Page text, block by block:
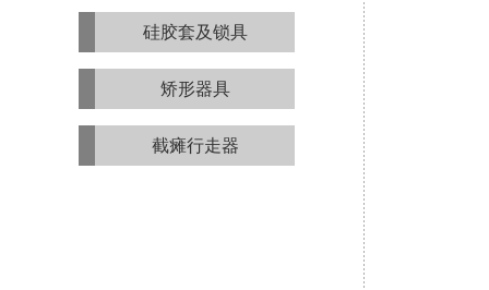
硅胶套及锁具
矫形器具
截瘫行走器